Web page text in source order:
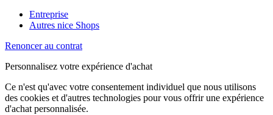
Entreprise
Autres nice Shops
Renoncer au contrat
Personnalisez votre expérience d'achat
Ce n'est qu'avec votre consentement individuel que nous utilisons
des cookies et d'autres technologies pour vous offrir une expérience
d'achat personnalisée.